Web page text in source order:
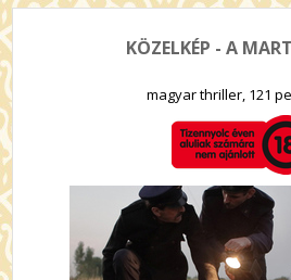
KÖZELKÉP - A
magyar thriller, 121